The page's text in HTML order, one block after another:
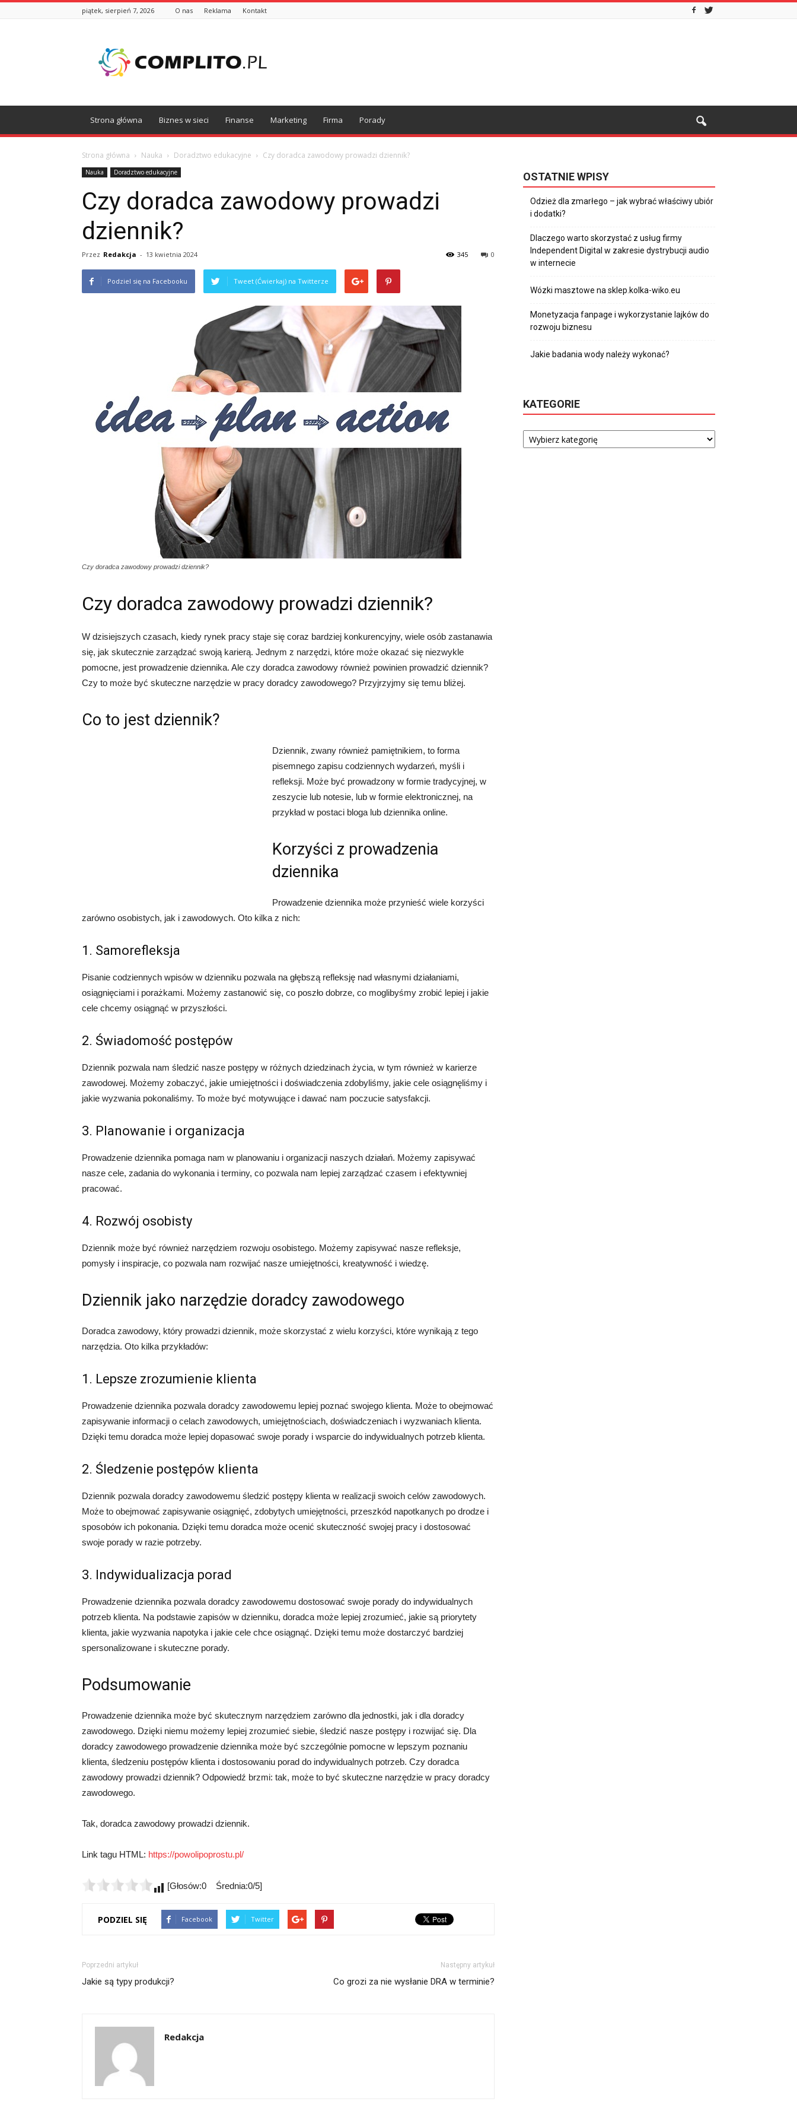
piątek, sierpień 7, 2026 O nas Reklama Kontakt
Strona główna Biznes w sieci Finanse Marketing Firma Porady
Strona główna Nauka Doradztwo edukacyjne Czy doradca zawodowy prowadzi dziennik?
Nauka Doradztwo edukacyjne
Czy doradca zawodowy prowadzi
dziennik?
Przez Redakcja - 13 kwietnia 2024 0
345
Podziel się na Facebooku Tweet (Ćwierkaj) na Twitterze
Czy doradca zawodowy prowadzi dziennik?
Czy doradca zawodowy prowadzi dziennik?
W dzisiejszych czasach, kiedy rynek pracy staje się coraz bardziej konkurencyjny, wiele osób zastanawia
się, jak skutecznie zarządzać swoją karierą. Jednym z narzędzi, które może okazać się niezwykle
pomocne, jest prowadzenie dziennika. Ale czy doradca zawodowy również powinien prowadzić dziennik?
Czy to może być skuteczne narzędzie w pracy doradcy zawodowego? Przyjrzyjmy się temu bliżej.
Co to jest dziennik?
Dziennik, zwany również pamiętnikiem, to forma
pisemnego zapisu codziennych wydarzeń, myśli i
refleksji. Może być prowadzony w formie tradycyjnej, w
zeszycie lub notesie, lub w formie elektronicznej, na
przykład w postaci bloga lub dziennika online.
Korzyści z prowadzenia
dziennika
Prowadzenie dziennika może przynieść wiele korzyści
zarówno osobistych, jak i zawodowych. Oto kilka z nich:
1. Samorefleksja
Pisanie codziennych wpisów w dzienniku pozwala na głębszą refleksję nad własnymi działaniami,
osiągnięciami i porażkami. Możemy zastanowić się, co poszło dobrze, co moglibyśmy zrobić lepiej i jakie
cele chcemy osiągnąć w przyszłości.
2. Świadomość postępów
Dziennik pozwala nam śledzić nasze postępy w różnych dziedzinach życia, w tym również w karierze
zawodowej. Możemy zobaczyć, jakie umiejętności i doświadczenia zdobyliśmy, jakie cele osiągnęliśmy i
jakie wyzwania pokonaliśmy. To może być motywujące i dawać nam poczucie satysfakcji.
3. Planowanie i organizacja
Prowadzenie dziennika pomaga nam w planowaniu i organizacji naszych działań. Możemy zapisywać
nasze cele, zadania do wykonania i terminy, co pozwala nam lepiej zarządzać czasem i efektywniej
pracować.
4. Rozwój osobisty
Dziennik może być również narzędziem rozwoju osobistego. Możemy zapisywać nasze refleksje,
pomysły i inspiracje, co pozwala nam rozwijać nasze umiejętności, kreatywność i wiedzę.
Dziennik jako narzędzie doradcy zawodowego
Doradca zawodowy, który prowadzi dziennik, może skorzystać z wielu korzyści, które wynikają z tego
narzędzia. Oto kilka przykładów:
1. Lepsze zrozumienie klienta
Prowadzenie dziennika pozwala doradcy zawodowemu lepiej poznać swojego klienta. Może to obejmować
zapisywanie informacji o celach zawodowych, umiejętnościach, doświadczeniach i wyzwaniach klienta.
Dzięki temu doradca może lepiej dopasować swoje porady i wsparcie do indywidualnych potrzeb klienta.
2. Śledzenie postępów klienta
Dziennik pozwala doradcy zawodowemu śledzić postępy klienta w realizacji swoich celów zawodowych.
Może to obejmować zapisywanie osiągnięć, zdobytych umiejętności, przeszkód napotkanych po drodze i
sposobów ich pokonania. Dzięki temu doradca może ocenić skuteczność swojej pracy i dostosować
swoje porady w razie potrzeby.
3. Indywidualizacja porad
Prowadzenie dziennika pozwala doradcy zawodowemu dostosować swoje porady do indywidualnych
potrzeb klienta. Na podstawie zapisów w dzienniku, doradca może lepiej zrozumieć, jakie są priorytety
klienta, jakie wyzwania napotyka i jakie cele chce osiągnąć. Dzięki temu może dostarczyć bardziej
spersonalizowane i skuteczne porady.
Podsumowanie
Prowadzenie dziennika może być skutecznym narzędziem zarówno dla jednostki, jak i dla doradcy
zawodowego. Dzięki niemu możemy lepiej zrozumieć siebie, śledzić nasze postępy i rozwijać się. Dla
doradcy zawodowego prowadzenie dziennika może być szczególnie pomocne w lepszym poznaniu
klienta, śledzeniu postępów klienta i dostosowaniu porad do indywidualnych potrzeb. Czy doradca
zawodowy prowadzi dziennik? Odpowiedź brzmi: tak, może to być skuteczne narzędzie w pracy doradcy
zawodowego.
Tak, doradca zawodowy prowadzi dziennik.
Link tagu HTML: https://powolipoprostu.pl/
[Głosów:0 Średnia:0/5]
PODZIEL SIĘ Facebook Twitter
Poprzedni artykuł
Jakie są typy produkcji?
Następny artykuł
Co grozi za nie wysłanie DRA w terminie?
Redakcja
OSTATNIE WPISY
Odzież dla zmarłego – jak wybrać właściwy ubiór
i dodatki?
Dlaczego warto skorzystać z usług firmy
Independent Digital w zakresie dystrybucji audio
w internecie
Wózki masztowe na sklep.kolka-wiko.eu
Monetyzacja fanpage i wykorzystanie lajków do
rozwoju biznesu
Jakie badania wody należy wykonać?
KATEGORIE
Kategorie